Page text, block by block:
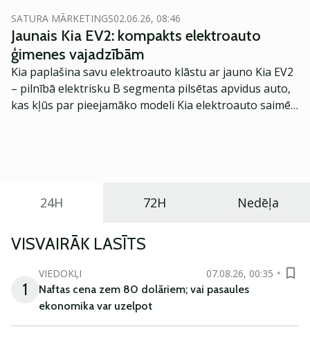
SATURA MĀRKETINGS02.06.26, 08:46
Jaunais Kia EV2: kompakts elektroauto
ģimenes vajadzībām
Kia paplašina savu elektroauto klāstu ar jauno Kia EV2
– pilnībā elektrisku B segmenta pilsētas apvidus auto,
kas kļūs par pieejamāko modeli Kia elektroauto saimē
24H 72H Nedēļa
VISVAIRĀK LASĪTS
1
VIEDOKĻI
07.08.26, 00:35
Naftas cena zem 80 dolāriem; vai pasaules
ekonomika var uzelpot